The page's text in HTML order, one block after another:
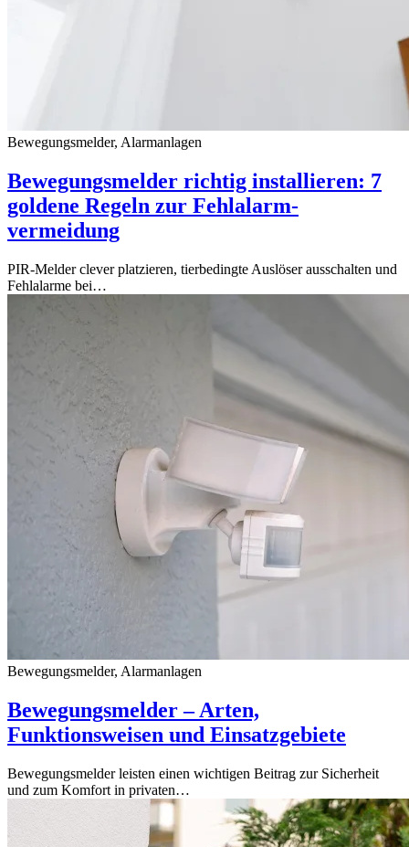
Bewegungsmelder, Alarmanlagen
Bewegungsmelder richtig installieren: 7
goldene Regeln zur Fehlalarm­
vermeidung
PIR-Melder clever platzieren, tier­bedingte Auslöser ausschalten und
Fehlalarme bei…
Bewegungsmelder, Alarmanlagen
Bewegungsmelder – Arten,
Funktionsweisen und Einsatzgebiete
Bewegungsmelder leisten einen wichtigen Beitrag zur Sicherheit
und zum Komfort in privaten…